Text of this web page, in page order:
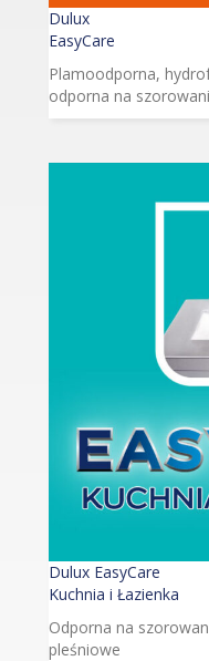
Dulux
EasyCare
Plamoodporna,
odporna na
Dulux EasyCare
Kuchnia i Łazienka
Odporna na
pleśniowe